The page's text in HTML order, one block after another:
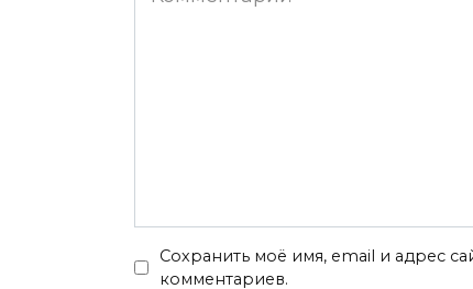
Сохранить моё имя, email и адрес
комментариев.